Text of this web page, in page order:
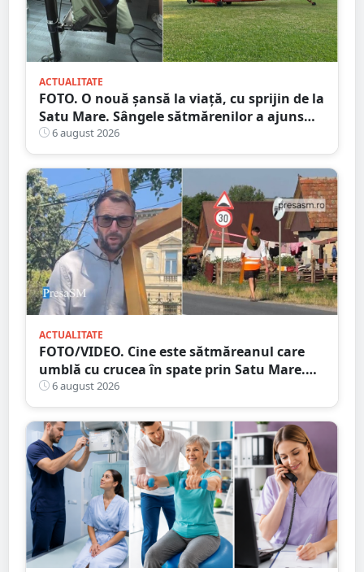
ACTUALITATE
FOTO. O nouă șansă la viață, cu sprijin de la
Satu Mare. Sângele sătmărenilor a ajuns
într-o misiune contra cronometru pentru
un transplant hepatic
6 august 2026
ACTUALITATE
FOTO/VIDEO. Cine este sătmăreanul care
umblă cu crucea în spate prin Satu Mare.
De ce face acest gest
6 august 2026